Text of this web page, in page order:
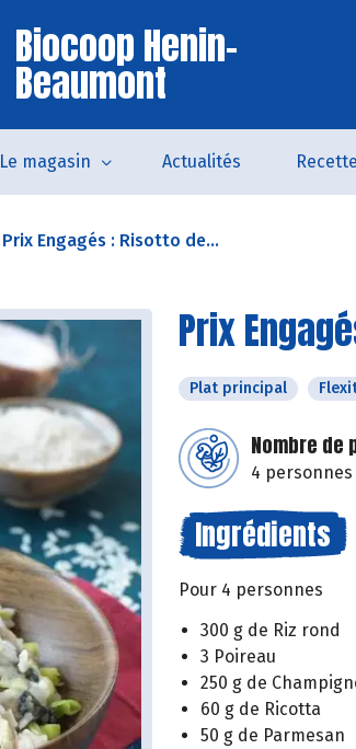
Biocoop Henin-
Beaumont
Le magasin Actualités
Prix Engagés : Risotto de...
Prix
Plat principal
Nombre de
4 personnes
Ingrédients
Pour 4 personnes
300 g de Riz rond
3 Poireau
250 g de
60 g de Ricotta
50 g de Parmesan